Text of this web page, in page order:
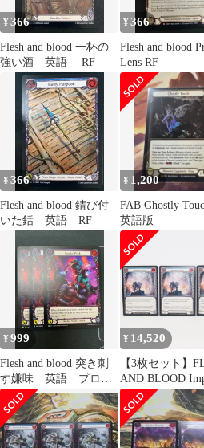
¥366
Flesh and blood 一杯の
強い酒 英語 RF
¥366
Flesh and blood Prismatic
Lens RF
¥366
Flesh and blood 錆び付
いた銛 英語 RF
¥ 1,200
FAB Ghostly
英語版
¥999
Flesh and blood 突き刺
す嫌味 英語 プロ
モ RF 3枚セット
¥ 14,520
【3枚セット】
AND BLOOD
Visage M
カ ∴WU5253